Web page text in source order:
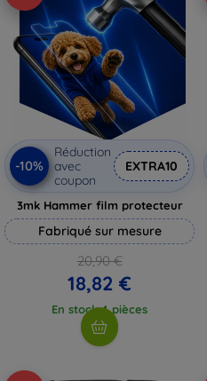
-10%
Réduction
avec
coupon
EXTRA10
3mk Hammer film protecteur
Fabriqué sur mesure
20,90 €
18,82 €
En stock 4 pièces